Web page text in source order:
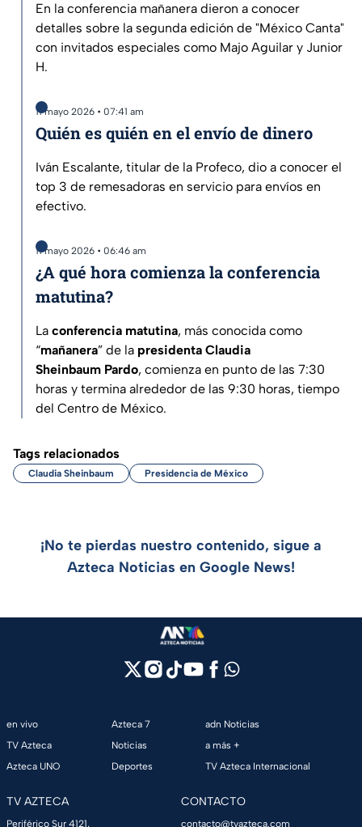
En la conferencia mañanera dieron a conocer
detalles sobre la segunda edición de "México Canta"
con invitados especiales como Majo Aguilar y Junior
H.
11 mayo 2026 • 07:41 am
Quién es quién en el envío de dinero
Iván Escalante, titular de la Profeco, dio a conocer el
top 3 de remesadoras en servicio para envíos en
efectivo.
11 mayo 2026 • 06:46 am
¿A qué hora comienza la conferencia
matutina?
La conferencia matutina, más conocida como
“mañanera” de la presidenta Claudia
Sheinbaum Pardo, comienza en punto de las 7:30
horas y termina alrededor de las 9:30 horas, tiempo
del Centro de México.
Tags relacionados
Claudia Sheinbaum Presidencia de México
¡No te pierdas nuestro contenido, sigue a
Azteca Noticias en Google News!
en vivo
TV Azteca
Azteca UNO
Azteca 7
Noticias
Deportes
adn Noticias
a más +
TV Azteca Internacional
TV AZTECA
Periférico Sur 4121,
CONTACTO
contacto@tvazteca.com